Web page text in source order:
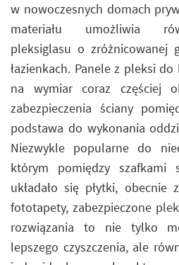
w nowoczesnych domach
materiału umożliwia
pleksiglasu o zróżnicowanej
łazienkach. Panele z pleksi
na wymiar coraz częściej
zabezpieczenia ściany
podstawa do wykonania
Niezwykle popularne do
którym pomiędzy szafkami
układało się płytki, obecnie
fototapety, zabezpieczone
rozwiązania to nie tylko
lepszego czyszczenia, ale